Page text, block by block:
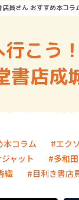
店員さん おすすめ本コラ
行こう
店成
本コラム
エク
ャット
多和
織 目利き書店